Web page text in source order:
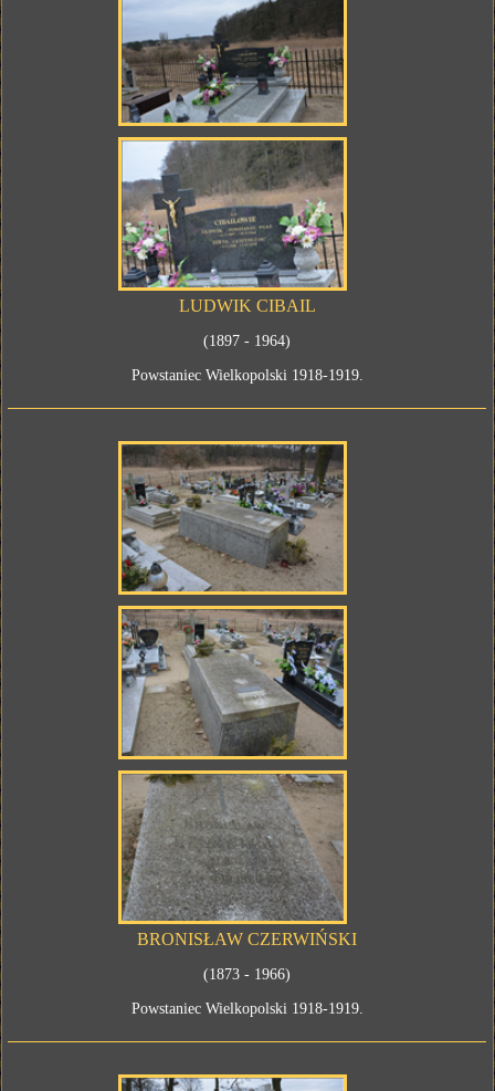
LUDWIK CIBAIL
(1897 - 1964)
Powstaniec Wielkopolski 1918-1919.
BRONISŁAW CZERWIŃSKI
(1873 - 1966)
Powstaniec Wielkopolski 1918-1919.